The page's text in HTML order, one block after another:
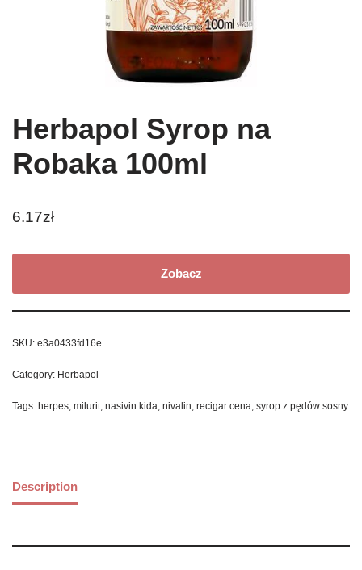
Herbapol Syrop na
Robaka 100ml
6.17zł
Zobacz
SKU: e3a0433fd16e
Category: Herbapol
Tags: herpes, milurit, nasivin kida, nivalin, recigar cena, syrop z pędów sosny
Description